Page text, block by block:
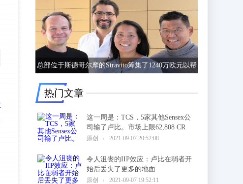
总部位于斯德哥尔摩的Stravito筹集了1240万欧元以帮
热门文章
这一周是：TCS，5家其他Sensex公
司输了卢比。市场上限62,808 CR
原创 2021-09-07 20:52:08
1
令人沮丧的IIP效应：卢比在弱者开
始后丢失了更多的地面
原创 2021-09-07 19:52:11
2